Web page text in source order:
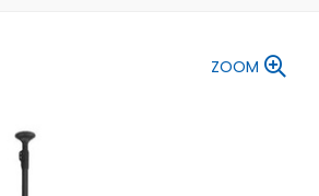
ZOOM